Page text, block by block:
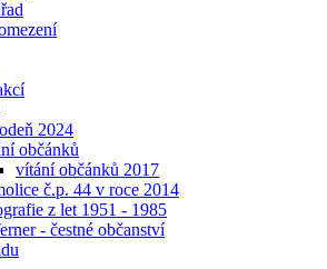
2024
občánků
vítání občánků 2017
č.p. 44 v roce 2014
z let 1951 - 1985
- čestné občanství